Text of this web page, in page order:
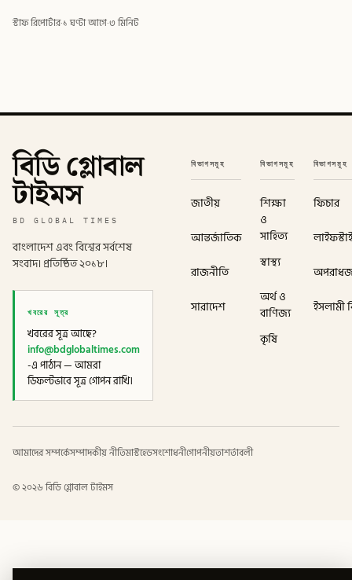
স্টাফ রিপোর্টার·১ ঘণ্টা আগে·৩ মিনিট
বিডি গ্লোবাল
টাইমস
BD GLOBAL TIMES
বাংলাদেশ এবং বিশ্বের সর্বশেষ
সংবাদ। প্রতিষ্ঠিত ২০১৮।
খবরের সূত্র
খবরের সূত্র আছে?
info@bdglobaltimes.com
-এ পাঠান — আমরা
ডিফল্টভাবে সূত্র গোপন রাখি।
বিভাগসমূহ
জাতীয়
আন্তর্জাতিক
রাজনীতি
সারাদেশ
বিভাগসমূহ
শিক্ষা
ও
সাহিত্য
স্বাস্থ্য
অর্থ ও
বাণিজ্য
কৃষি
বিভাগসমূহ
ফিচার
ইসলামী
আমাদের সম্পর্কেসম্পাদকীয় নীতিমাস্টহেডসংশোধনীগোপনীয়তাশর্তাবলী
©২০২৬ বিডি গ্লোবাল টাইমস